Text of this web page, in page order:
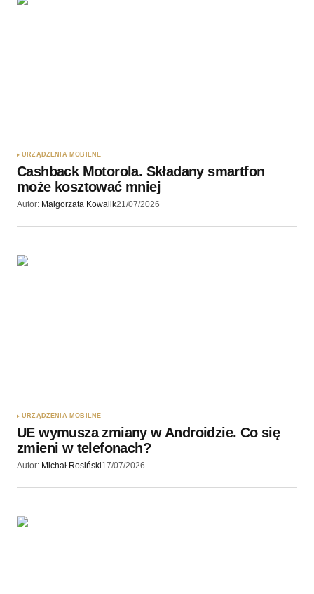
URZĄDZENIA MOBILNE
Cashback Motorola. Składany smartfon
może kosztować mniej
Autor: Malgorzata Kowalik21/07/2026
URZĄDZENIA MOBILNE
UE wymusza zmiany w Androidzie. Co się
zmieni w telefonach?
Autor: Michał Rosiński17/07/2026